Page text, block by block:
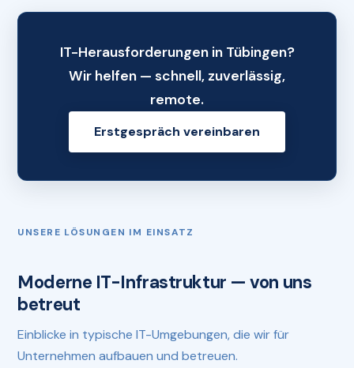
IT-Herausforderungen in Tübingen?
Wir helfen — schnell, zuverlässig,
remote.
Erstgespräch vereinbaren
UNSERE LÖSUNGEN IM EINSATZ
Moderne IT-Infrastruktur — von uns
betreut
Einblicke in typische IT-Umgebungen, die wir für
Unternehmen aufbauen und betreuen.